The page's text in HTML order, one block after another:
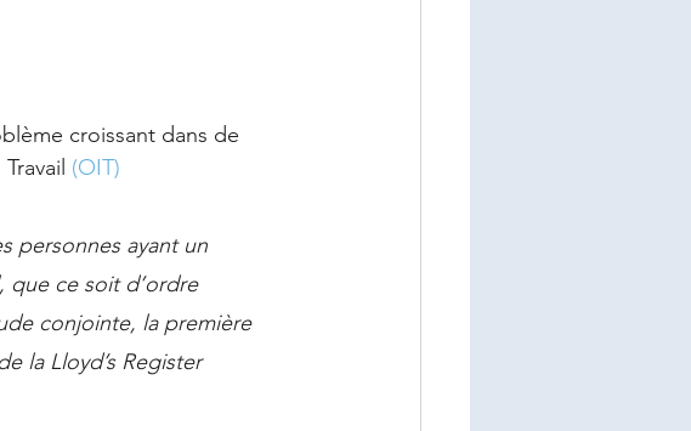
croissant dans de
(OIT)
personnes ayant un
que ce soit d’ordre
conjointe, la première
la Lloyd’s Register